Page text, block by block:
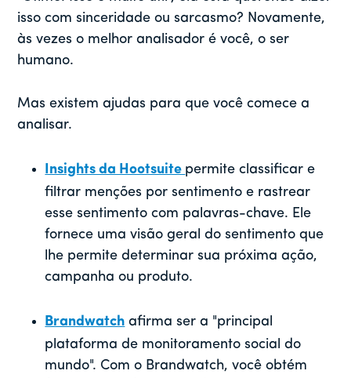
isso com sinceridade ou sarcasmo? Novamente,
às vezes o melhor analisador é você, o ser
humano.
Mas existem ajudas para que você comece a
analisar.
Insights da Hootsuite permite classificar e
filtrar menções por sentimento e rastrear
esse sentimento com palavras-chave. Ele
fornece uma visão geral do sentimento que
lhe permite determinar sua próxima ação,
campanha ou produto.
Brandwatch afirma ser a "principal
plataforma de monitoramento social do
mundo". Com o Brandwatch, você obtém